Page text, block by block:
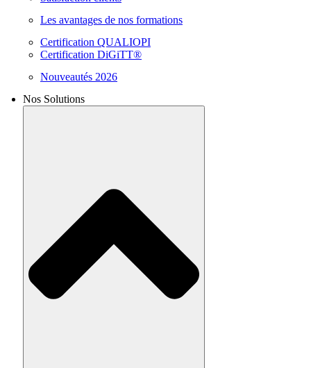
Les avantages de nos formations
Certification QUALIOPI
Certification DiGiTT®
Nouveautés 2026
Nos Solutions